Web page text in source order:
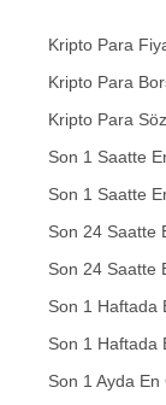
Kripto Para
Kripto Para
Kripto Para
Son 1 Saatte
Son 1 Saatte
Son 24 Saatte
Son 24 Saatte
Son 1 Haftada
Son 1 Haftada
Son 1 Ayda